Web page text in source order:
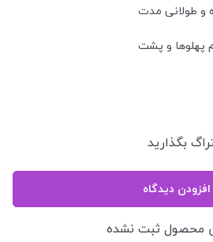
و طولانی مدت
پهلوها و پشت
بگذارید
افزودن دیدگاه
محصول ثبت نشده